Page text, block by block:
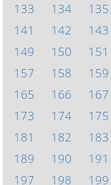
133
134 135
141
142 143
149
150 151
157
158 159
165
166 167
173
174 175
181
182 183
189
190 191
197
198 199